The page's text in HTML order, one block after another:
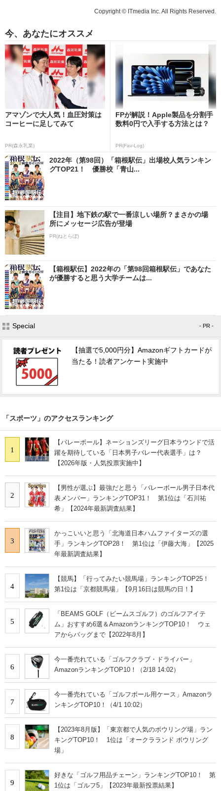
Copyright © ITmedia Inc. All Rights Reserved.
今、あなたにオススメ
アマゾンで大人気！血圧対策は
コーヒーに足してみて
PR(森永乳業)
FPが解説！Apple製品を分割手
数料0円で入手する方法とは？
PR(Fav-Log)
2022年（第98回）「箱根駅伝」出場校人気ランキン
グTOP21！ 優勝校「青山...
【注目】地下鉄の駅で一番涼しい場所？まさかの場
所にメッセージ広告が登場
PR(ねとらぼ)
【箱根駅伝】2022年の「第98回箱根駅伝」であなた
が優勝すると思う大学チームは...
Special - PR -
【抽選で5,000円分】Amazonギフトカードが
当たる！読者アンケート実施中
「スポーツ」のアクセスランキング
1
【バレーボール】ネーションズリーグ日本ラウンドで活
躍を期待している「日本男子バレー代表選手」は？
【2026年版・人気投票実施中】
2
【男性が選ぶ】最強だと思う「バレーボール男子日本代
表メンバー」ランキングTOP31！ 第1位は「石川祐
希」【2024年最新調査結果】
3
かっこいいと思う「北海道日本ハムファイターズの選
手」ランキングTOP28！ 第1位は「伊藤大海」【2025
年最新調査結果】
4
【競馬】「行ってみたい競馬場」ランキングTOP25！
第1位は「京都競馬場」【9月16日は競馬の日！】
5
「BEAMS GOLF（ビームスゴルフ）のゴルフアイテ
ム」おすすめ6選＆AmazonランキングTOP10！ ウェ
アからバッグまで【2022年8月】
6
今一番売れている「ゴルフクラブ・ドライバー」
AmazonランキングTOP10！（2/18 14:02）
7
今一番売れている「ゴルフボール用ケース」Amazonラ
ンキングTOP10！（4/1 10:02）
8
【2023年8月版】「東京都で人気のボウリング場」ラン
キングTOP10！ 1位は「オークラランド ボウリング
場」
9
好きな「ゴルフ用品チェーン」ランキングTOP10！ 第
1位は「ゴルフ5」【2023年最新投票結果】